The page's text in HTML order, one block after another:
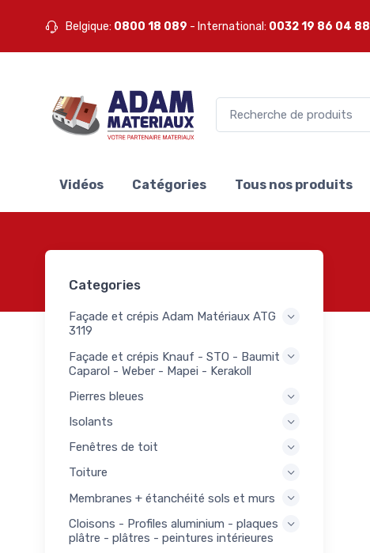
Belgique: 0800 18 089 - International: 0032 19 86 04 88
Vidéos Catégories Tous nos produits
Categories
Façade et crépis Adam Matériaux ATG
3119
Façade et crépis Knauf - STO - Baumit -
Caparol - Weber - Mapei - Kerakoll
Pierres bleues
Isolants
Fenêtres de toit
Toiture
Membranes + étanchéité sols et murs
Cloisons - Profiles aluminium - plaques
plâtre - plâtres - peintures intérieures
20
pour